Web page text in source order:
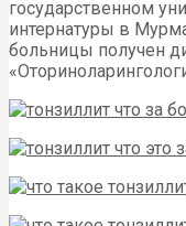
государственном
интернатуры в
больницы получен